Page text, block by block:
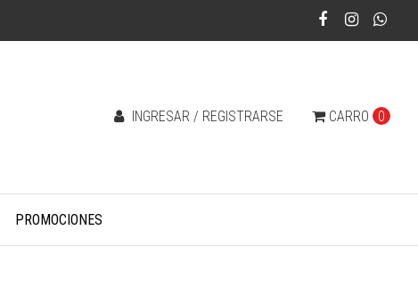
CARRO 0
INGRESAR / REGISTRARSE
PROMOCIONES